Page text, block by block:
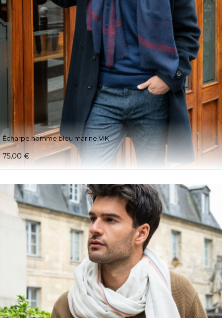
Écharpe homme bleu marine VIK
75,00 €